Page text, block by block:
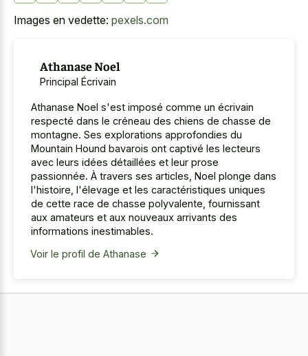
Images en vedette: pexels.com
Athanase Noel
Principal Écrivain
Athanase Noel s'est imposé comme un écrivain
respecté dans le créneau des chiens de chasse de
montagne. Ses explorations approfondies du
Mountain Hound bavarois ont captivé les lecteurs
avec leurs idées détaillées et leur prose
passionnée. À travers ses articles, Noel plonge dans
l'histoire, l'élevage et les caractéristiques uniques
de cette race de chasse polyvalente, fournissant
aux amateurs et aux nouveaux arrivants des
informations inestimables.
Voir le profil de Athanase